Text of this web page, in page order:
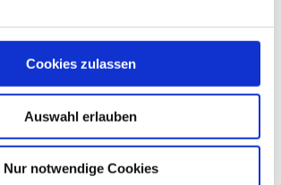
Cookies zulassen
Auswahl erlauben
Nur notwendige Cookies
Details